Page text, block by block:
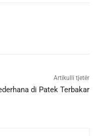
Artikulli tjetër
di Patek Terbakar